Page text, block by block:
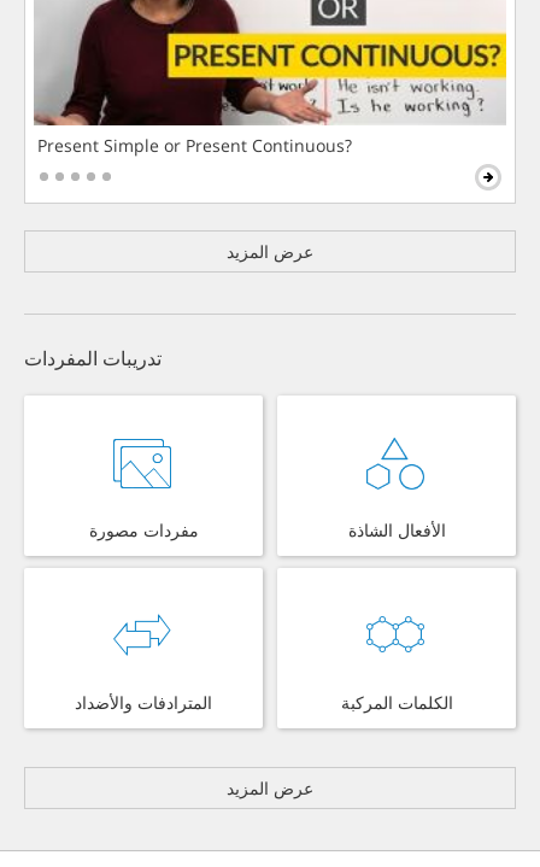
Present Simple or Present Continuous?
عرض المزيد
تدريبات المفردات
مفردات مصورة الأفعال الشاذة
المترادفات والأضداد الكلمات المركبة
عرض المزيد